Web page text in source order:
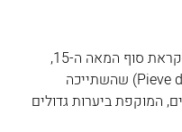
נולד בתאריך לא ודאי, לקראת סוף המאה ה-15,
בעיירה פיייבה די קאדורה (Pieve di Cadore) שהשתייכה
המוקפת ביערות גדולים